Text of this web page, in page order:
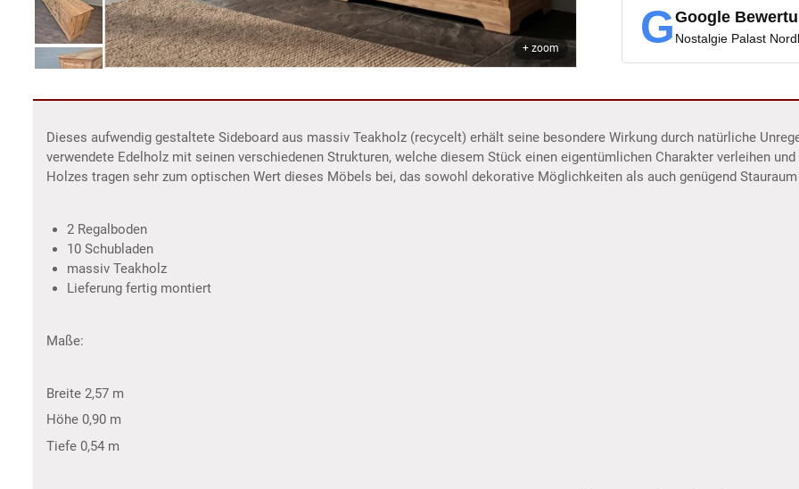
+ zoom GGoogle
Nostalgie Palast
Dieses aufwendig gestaltete Sideboard aus massiv Teakholz (recycelt) erhält seine besondere Wirkung durch natürliche
verwendete Edelholz mit seinen verschiedenen Strukturen, welche diesem Stück einen eigentümlichen Charakter verleihen
Holzes tragen sehr zum optischen Wert dieses Möbels bei, das sowohl dekorative Möglichkeiten als auch genügend
2 Regalboden
10 Schubladen
massiv Teakholz
Lieferung fertig montiert
Maße:
Breite 2,57 m
Höhe 0,90 m
Tiefe 0,54 m